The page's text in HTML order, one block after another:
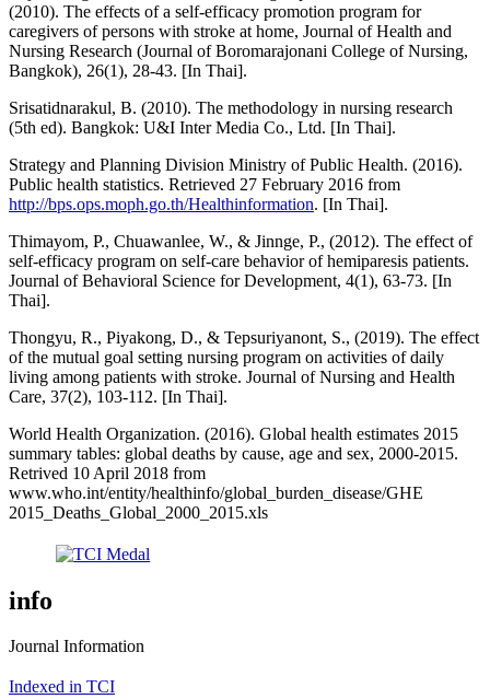
(2010). The effects of a self-efficacy promotion program for
caregivers of persons with stroke at home, Journal of Health and
Nursing Research (Journal of Boromarajonani College of Nursing,
Bangkok), 26(1), 28-43. [In Thai].
Srisatidnarakul, B. (2010). The methodology in nursing research
(5th ed). Bangkok: U&I Inter Media Co., Ltd. [In Thai].
Strategy and Planning Division Ministry of Public Health. (2016).
Public health statistics. Retrieved 27 February 2016 from
http://bps.ops.moph.go.th/Healthinformation. [In Thai].
Thimayom, P., Chuawanlee, W., & Jinnge, P., (2012). The effect of
self-efficacy program on self-care behavior of hemiparesis patients.
Journal of Behavioral Science for Development, 4(1), 63-73. [In
Thai].
Thongyu, R., Piyakong, D., & Tepsuriyanont, S., (2019). The effect
of the mutual goal setting nursing program on activities of daily
living among patients with stroke. Journal of Nursing and Health
Care, 37(2), 103-112. [In Thai].
World Health Organization. (2016). Global health estimates 2015
summary tables: global deaths by cause, age and sex, 2000-2015.
Retrived 10 April 2018 from
www.who.int/entity/healthinfo/global_burden_disease/GHE
2015_Deaths_Global_2000_2015.xls
info
Journal Information
Indexed in TCI